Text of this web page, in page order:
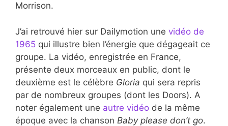
Morrison.
J’ai retrouvé hier sur Dailymotion une vidéo de
1965 qui illustre bien l’énergie que dégageait ce
groupe. La vidéo, enregistrée en France,
présente deux morceaux en public, dont le
deuxième est le célèbre Gloria qui sera repris
par de nombreux groupes (dont les Doors). A
noter également une autre vidéo de la même
époque avec la chanson Baby please don’t go.